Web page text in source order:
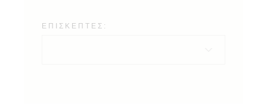
ΕΠΙΣΚΈΠΤΕΣ: